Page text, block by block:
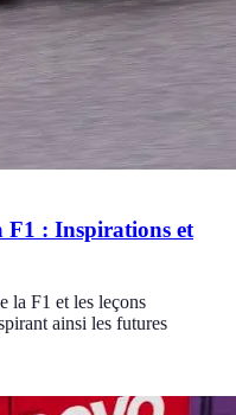
F1 : Inspirations et
la F1 et les leçons
ainsi les futures